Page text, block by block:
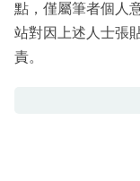
點，僅屬筆者個人
站對因上述人士張
責。